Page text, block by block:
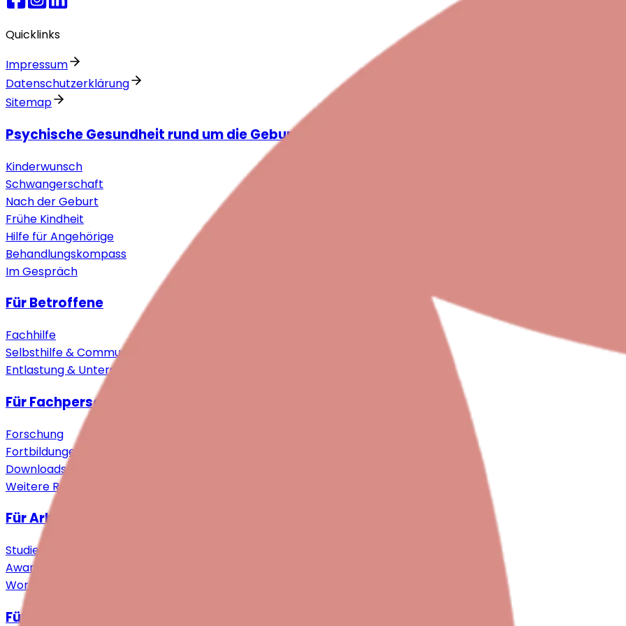
Quicklinks
Impressum
Datenschutzerklärung
Sitemap
Psychische Gesundheit rund um die Geburt
Kinderwunsch
Schwangerschaft
Nach der Geburt
Frühe Kindheit
Hilfe für Angehörige
Behandlungskompass
Im Gespräch
Für Betroffene
Fachhilfe
Selbsthilfe & Community
Entlastung & Unterstützung
Für Fachpersonen
Forschung
Fortbildungen
Downloads
Weitere Ressourcen
Für Arbeitgebende
Studie
Awareness Events
Workshops
Für Engagierte